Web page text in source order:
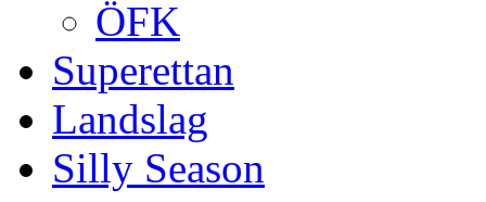
ÖFK
Superettan
Landslag
Silly Season